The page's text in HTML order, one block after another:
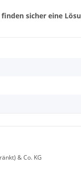
sicher eine
& Co. KG